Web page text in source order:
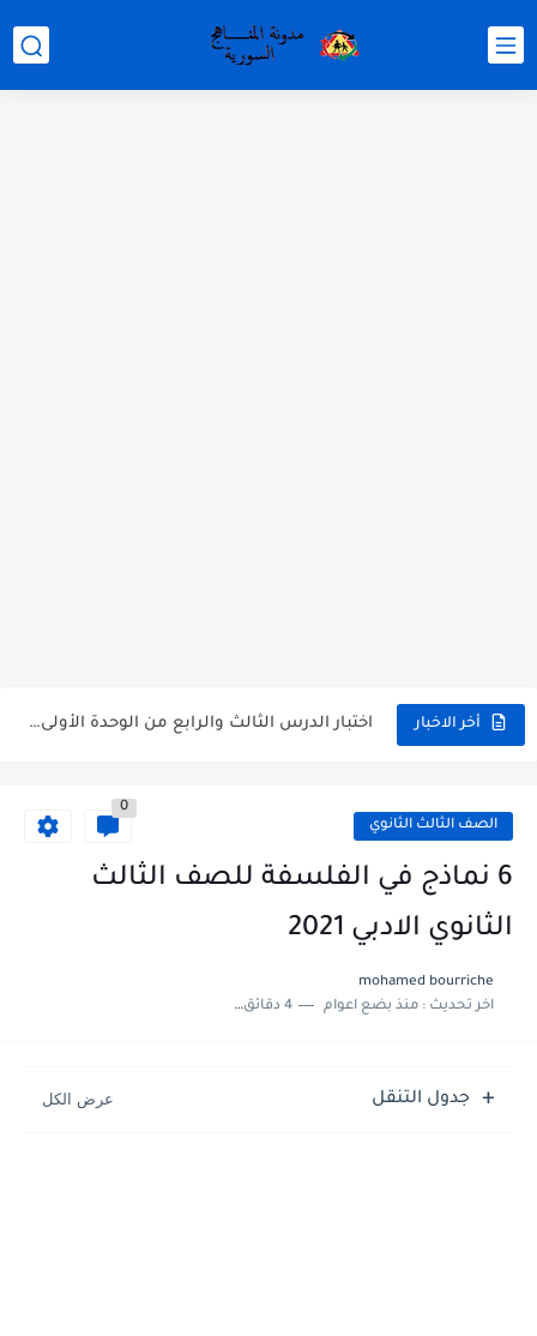
أخر الاخبار اختبار الدرس الثالث والرابع من الوحدة الأولى مع الحل في...
سلم تصحيح مادة اللغة العربية لشهادة التعليم الاساسي والاعدادية الشرعية...
حل أسئلة الكيمياء بكالوريا علمي دورة 2026
الصف الثالث الثانوي
0
6 نماذج في الفلسفة للصف الثالث
الثانوي الادبي 2021
mohamed bourriche
اخر تحديث :منذ بضع اعوام 4 دقائق للقراءة
جدول التنقل